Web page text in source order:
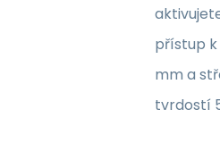
přístup
mm a
tvrdostí